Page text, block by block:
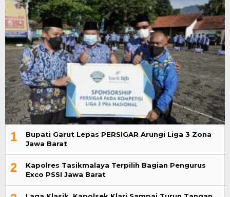
1
Bupati Garut Lepas PERSIGAR Arungi Liga 3 Zona
Jawa Barat
2
Kapolres Tasikmalaya Terpilih Bagian Pengurus
Exco PSSI Jawa Barat